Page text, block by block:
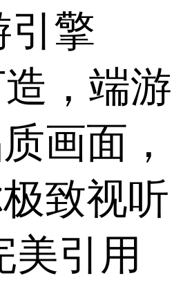
引擎
，端游
画面，
致视听
美引用